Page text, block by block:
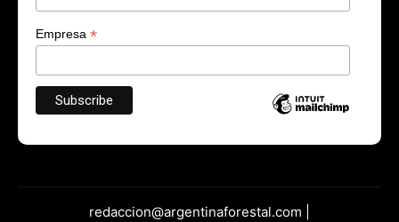
Empresa *
redaccion@argentinaforestal.com |